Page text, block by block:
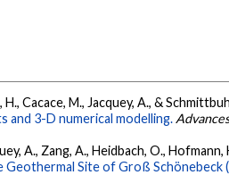
Cacace, M., Jacquey, A., &
3-D numerical modelling.
A., Zang, A., Heidbach, O.,
Site of Groß Schönebeck